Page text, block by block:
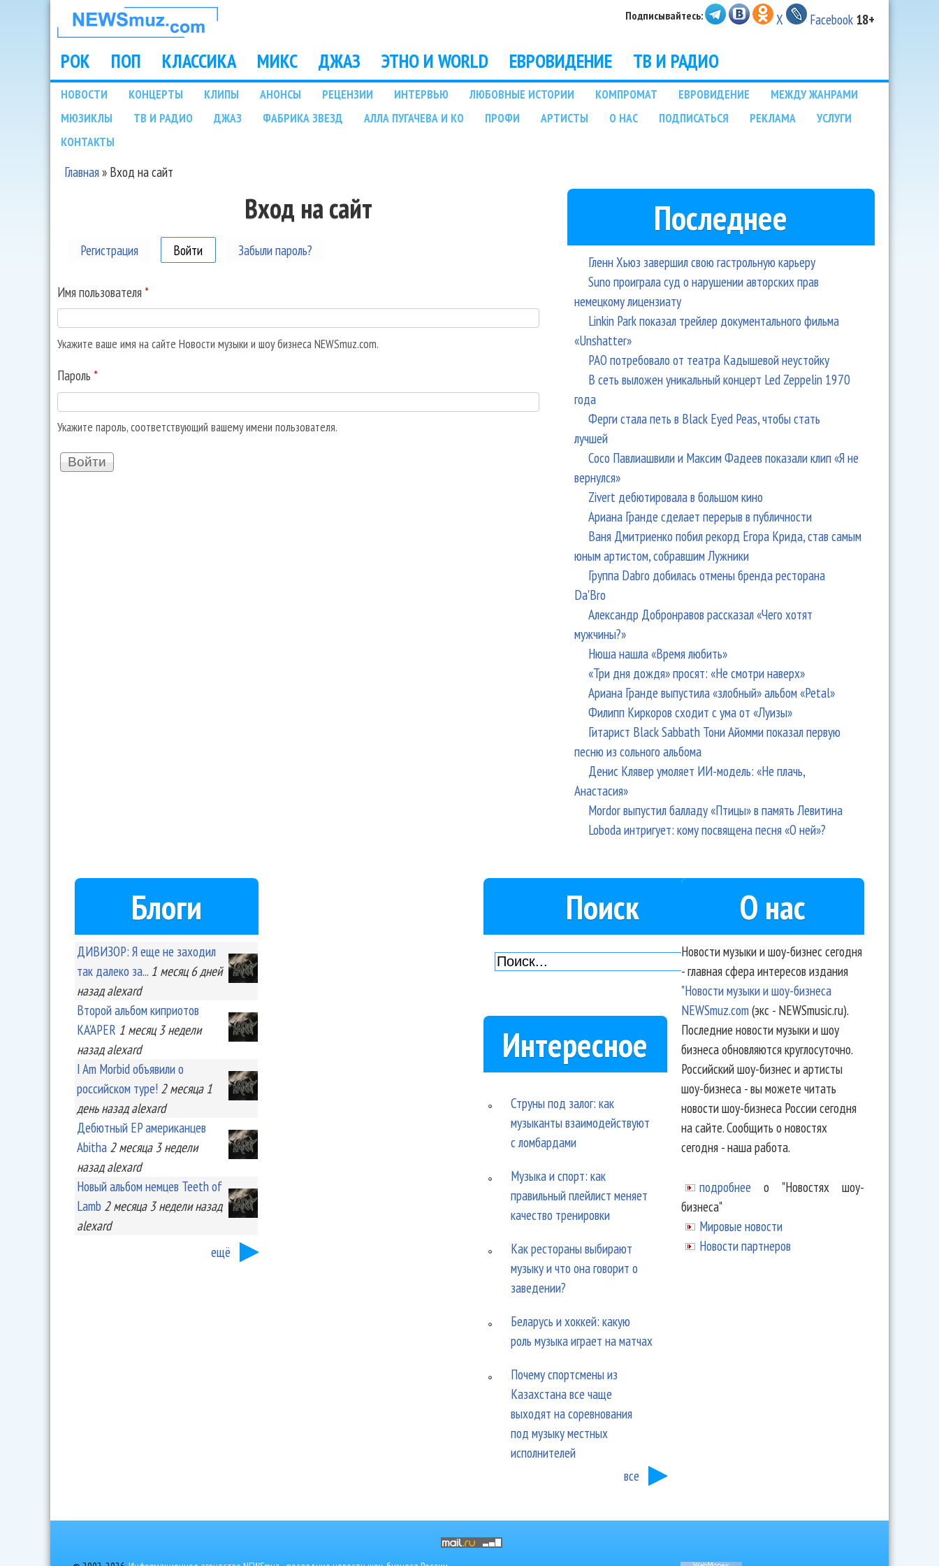
НОВОСТИ
МУЗЫКИ И
ШОУ БИЗНЕСА
NEWSMUZ.COM
Подписывайтесь: X Facebook 18+
Main menu
РОК ПОП КЛАССИКА МИКС ДЖАЗ ЭТНО И WORLD ЕВРОВИДЕНИЕ ТВ И РАДИО
Подразделы
НОВОСТИ КОНЦЕРТЫ КЛИПЫ АНОНСЫ РЕЦЕНЗИИ ИНТЕРВЬЮ ЛЮБОВНЫЕ ИСТОРИИ КОМПРОМАТ ЕВРОВИДЕНИЕ
МЕЖДУ ЖАНРАМИ
МЮЗИКЛЫ
ТВ И РАДИО ДЖАЗ ФАБРИКА ЗВЕЗД АЛЛА ПУГАЧЕВА И КО ПРОФИ АРТИСТЫ О НАС ПОДПИСАТЬСЯ РЕКЛАМА
УСЛУГИ
КОНТАКТЫ
Вы здесь
Главная» Вход на сайт
Вход на сайт
Регистрация Войти (активная вкладка)
Забыли пароль?
Имя пользователя *
Укажите ваше имя на сайте Новости музыки и шоу бизнеса NEWSmuz.com.
Пароль *
Укажите пароль, соответствующий вашему имени пользователя.
Последнее
Гленн Хьюз завершил свою гастрольную карьеру
Suno проиграла суд о нарушении авторских прав
немецкому лицензиату
Linkin Park показал трейлер документального фильма
«Unshatter»
РАО потребовало от театра Кадышевой неустойку
В сеть выложен уникальный концерт Led Zeppelin 1970
года
Ферги стала петь в Black Eyed Peas, чтобы стать
лучшей
Сосо Павлиашвили и Максим Фадеев показали клип «Я не
вернулся»
Zivert дебютировала в большом кино
Ариана Гранде сделает перерыв в публичности
Ваня Дмитриенко побил рекорд Егора Крида, став самым
юным артистом, собравшим Лужники
Группа Dabro добилась отмены бренда ресторана
Da'Bro
Александр Добронравов рассказал «Чего хотят
мужчины?»
Нюша нашла «Время любить»
«Три дня дождя» просят: «Не смотри наверх»
Ариана Гранде выпустила «злобный» альбом «Petal»
Филипп Киркоров сходит с ума от «Луизы»
Гитарист Black Sabbath Тони Айомми показал первую
песню из сольного альбома
Денис Клявер умоляет ИИ-модель: «Не плачь,
Анастасия»
Mordor выпустил балладу «Птицы» в память Левитина
Loboda интригует: кому посвящена песня «О ней»?
Блоги
ДИВИЗОР: Я еще не заходил
так далеко за... 1 месяц 6 дней
назад alexard
Второй альбом киприотов
KA'APER 1 месяц 3 недели
назад alexard
I Am Morbid объявили о
российском туре! 2 месяца 1
деньназад alexard
Дебютный EP американцев
Abitha 2 месяца 3 недели
назад alexard
Новый альбом немцев Teeth of
Lamb 2 месяца 3 неделиназад
alexard
ещё
Поиск
Интересное
Струны под залог: как
музыканты взаимодействуют
с ломбардами
Музыка и спорт: как
правильный плейлист меняет
качество тренировки
Как рестораны выбирают
музыку и что она говорит о
заведении?
Беларусь и хоккей: какую
роль музыка играет на матчах
Почему спортсмены из
Казахстана все чаще
выходят на соревнования
под музыку местных
исполнителей
все
О нас
Новости музыки и шоу-бизнес сегодня
- главная сфера интересов издания
"Новости музыки и шоу-бизнеса
NEWSmuz.com(экс - NEWSmusic.ru).
Последние новости музыки и шоу
бизнеса обновляются круглосуточно.
Российский шоу-бизнес и артисты
шоу-бизнеса - вы можете читать
новости шоу-бизнеса России сегодня
на сайте. Сообщить о новостях
сегодня - наша работа.
подробнее о "Новостях шоу-
бизнеса"
Мировые новости
Новости партнеров